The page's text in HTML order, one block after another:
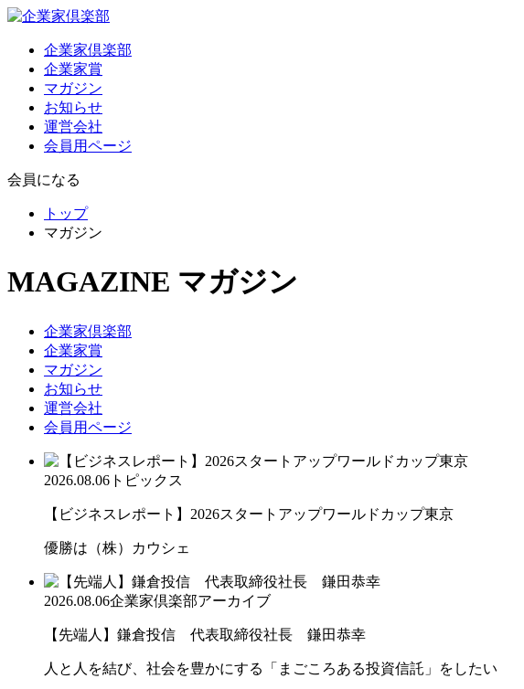
企業家倶楽部
企業家賞
マガジン
お知らせ
運営会社
会員用ページ
会員になる
トップ
マガジン
MAGAZINE マガジン
企業家倶楽部
企業家賞
マガジン
お知らせ
運営会社
会員用ページ
2026.08.06 トピックス
【ビジネスレポート】2026スタートアップワールドカップ東京
優勝は（株）カウシェ
2026.08.06企業家倶楽部アーカイブ
【先端人】鎌倉投信 代表取締役社長 鎌田恭幸
人と人を結び、社会を豊かにする「まごころある投資信託」をしたい